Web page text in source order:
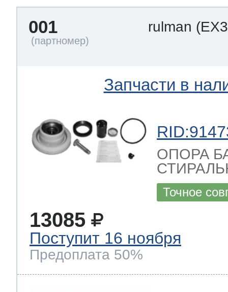
001 rulman
Запчасти в
ОПОРА
Точное
13085
Поступит 16 ноября
Предоплата 50%